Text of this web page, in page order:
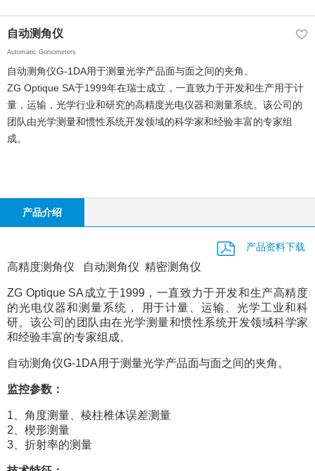
自动测角仪
Automatic Goniometers
自动测角仪G-1DA用于测量光学产品面与面之间的夹角。
ZG Optique SA于1999年在瑞士成立，一直致力于开发和生产用于计
量，运输，光学行业和研究的高精度光电仪器和测量系统。该公司的
团队由光学测量和惯性系统开发领域的科学家和经验丰富的专家组
成。
产品介绍
产品资料下载
高精度测角仪 自动测角仪 精密测角仪
ZG Optique SA成立于1999，一直致力于开发和生产高精度
的光电仪器和测量系统， 用于计量、运输、光学工业和科
研。该公司的团队由在光学测量和惯性系统开发领域科学家
和经验丰富的专家组成。
自动测角仪G-1DA用于测量光学产品面与面之间的夹角。
监控参数：
1、角度测量、棱柱椎体误差测量
2、楔形测量
3、折射率的测量